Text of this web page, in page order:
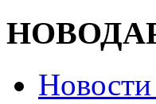
НОВОДАР